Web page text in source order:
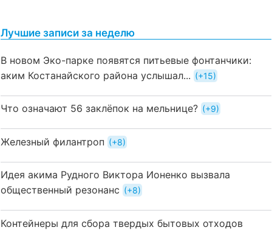
Лучшие записи за неделю
В новом Эко-парке появятся питьевые фонтанчики:
аким Костанайского района услышал...
+15
Что означают 56 заклёпок на мельнице? +9
Железный филантроп +8
Идея акима Рудного Виктора Ионенко вызвала
общественный резонанс
+8
Контейнеры для сбора твердых бытовых отходов